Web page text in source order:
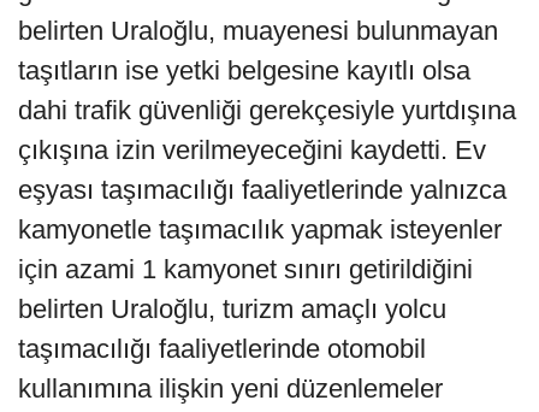
belirten Uraloğlu, muayenesi bulunmayan
taşıtların ise yetki belgesine kayıtlı olsa
dahi trafik güvenliği gerekçesiyle yurtdışına
çıkışına izin verilmeyeceğini kaydetti. Ev
eşyası taşımacılığı faaliyetlerinde yalnızca
kamyonetle taşımacılık yapmak isteyenler
için azami 1 kamyonet sınırı getirildiğini
belirten Uraloğlu, turizm amaçlı yolcu
taşımacılığı faaliyetlerinde otomobil
kullanımına ilişkin yeni düzenlemeler